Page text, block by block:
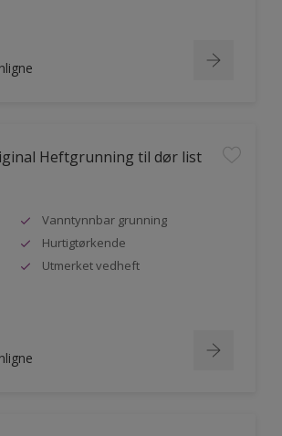
Heftgrunning til dør list
Vanntynnbar grunning
Hurtigtørkende
Utmerket vedheft